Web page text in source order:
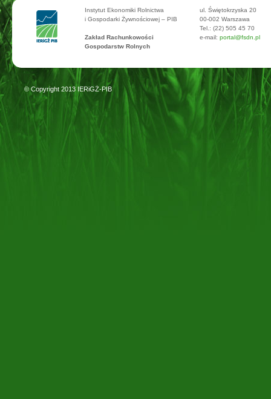
Instytut Ekonomiki Rolnictwa
i Gospodarki Żywnościowej – PIB
Zakład Rachunkowości
Gospodarstw Rolnych
ul. Świętokrzyska 20
00-002 Warszawa
Tel.: (22) 505 45 70
e-mail: portal@fsdn.pl
© Copyright 2013IERiGŻ-PIB